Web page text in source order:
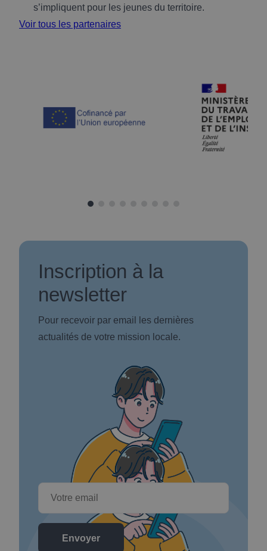
s’impliquent pour les jeunes du territoire.
Voir tous les partenaires
Inscription à la
newsletter
Pour recevoir par email les dernières
actualités de votre mission locale.